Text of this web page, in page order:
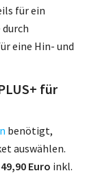
für ein
eine Hin- und
für
benötigt,
auswählen.
49,90 Euro inkl.